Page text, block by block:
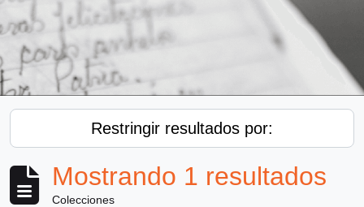
Restringir resultados por:
Mostrando 1 resultados
Colecciones